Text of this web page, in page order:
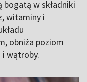
bogatą w składniki
witaminy i
obniża poziom
i wątroby.